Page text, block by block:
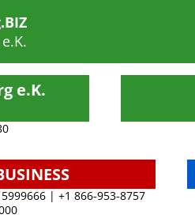
e.K.
| +1 866-953-8757